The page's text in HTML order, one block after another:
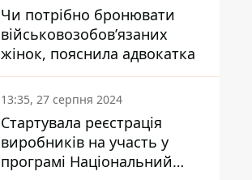
Чи потрібно бронювати
військовозобов’язаних
жінок, пояснила адвокатка
13:35, 27 серпня 2024
Стартувала реєстрація
виробників на участь у
програмі Національний